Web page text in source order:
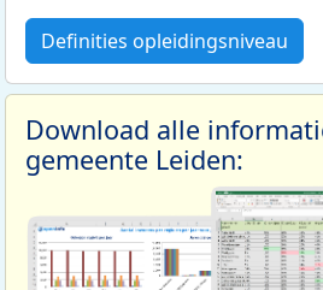
Definities opleidingsniveau
Download alle
gemeente Leiden: